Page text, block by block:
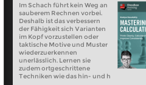
Im Schach führt kein Weg an
sauberem Rechnen vorbei.
Deshalb ist das verbessern
der Fähigkeit sich Varianten
im Kopf vorzustellen oder
taktische Motive und Muster
wiederzuerkennen
unerlässlich. Lernen sie
zudem ortgeschrittene
Techniken wie das hin- und h